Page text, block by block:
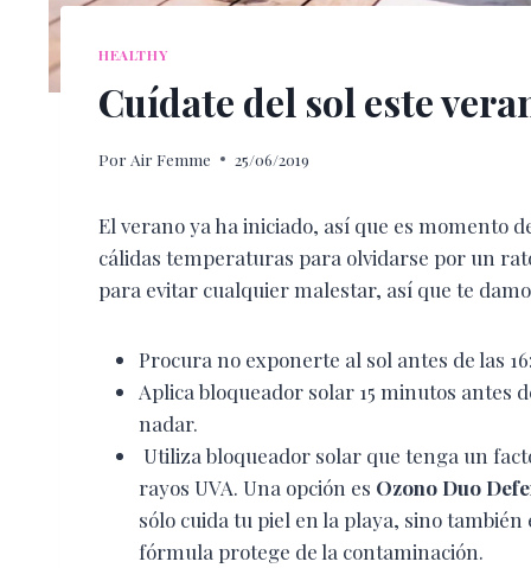
HEALTHY
Cuídate del sol este
Por Air Femme 25/06/2019
El verano ya ha iniciado, así que es momento
cálidas temperaturas para olvidarse por un
para evitar cualquier malestar, así que te
Procura no exponerte al sol antes de las
Aplica bloqueador solar 15 minutos antes
nadar.
Utiliza bloqueador solar que tenga un
rayos UVA. Una opción es Ozono Duo
sólo cuida tu piel en la playa, sino
fórmula protege de la contaminación.